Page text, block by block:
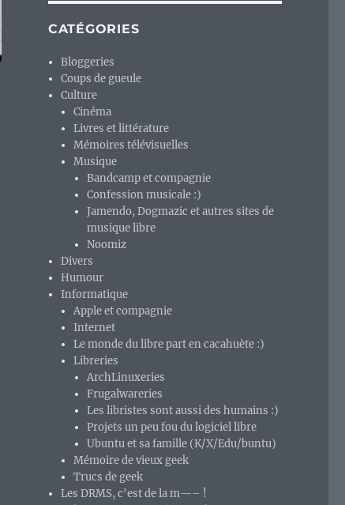
CATÉGORIES
Bloggeries
Coups de gueule
Culture
Cinéma
Livres et littérature
Mémoires télévisuelles
Musique
Bandcamp et compagnie
Confession musicale :)
Jamendo, Dogmazic et autres sites de
musique libre
Noomiz
Divers
Humour
Informatique
Apple et compagnie
Internet
Le monde du libre part en cacahuète :)
Libreries
ArchLinuxeries
Frugalwareries
Les libristes sont aussi des humains :)
Projets un peu fou du logiciel libre
Ubuntu et sa famille (K/X/Edu/buntu)
Mémoire de vieux geek
Trucs de geek
Les DRMS, c'est de la m—– !